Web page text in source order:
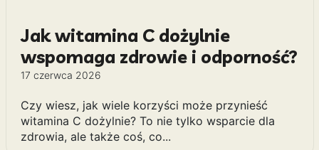
Jak witamina C dożylnie
wspomaga zdrowie i odporność?
17 czerwca 2026
Czy wiesz, jak wiele korzyści może przynieść
witamina C dożylnie? To nie tylko wsparcie dla
zdrowia, ale także coś, co...